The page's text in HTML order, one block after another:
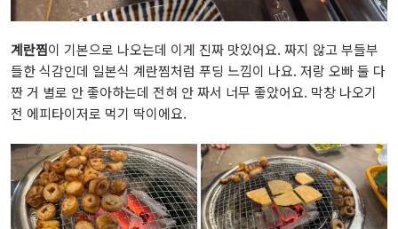
계란찜이 기본으로 나오는데 이게 진짜 맛있어요. 짜지 않고 부들부
들한 식감인데 일본식 계란찜처럼 푸딩 느낌이 나요. 저랑 오빠 둘 다
짠 거 별로 안 좋아하는데 전혀 안 짜서 너무 좋았어요. 막창 나오기
전 에피타이저로 먹기 딱이에요.